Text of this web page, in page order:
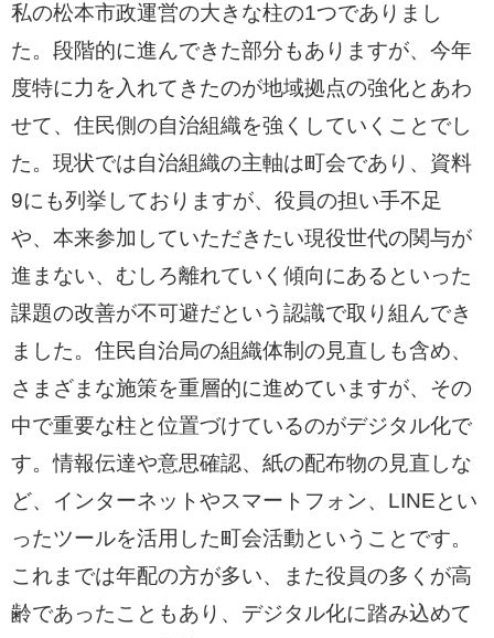
私の松本市政運営の大きな柱の1つでありまし
た。段階的に進んできた部分もありますが、今年
度特に力を入れてきたのが地域拠点の強化とあわ
せて、住民側の自治組織を強くしていくことでし
た。現状では自治組織の主軸は町会であり、資料
9にも列挙しておりますが、役員の担い手不足
や、本来参加していただきたい現役世代の関与が
進まない、むしろ離れていく傾向にあるといった
課題の改善が不可避だという認識で取り組んでき
ました。住民自治局の組織体制の見直しも含め、
さまざまな施策を重層的に進めていますが、その
中で重要な柱と位置づけているのがデジタル化で
す。情報伝達や意思確認、紙の配布物の見直しな
ど、インターネットやスマートフォン、LINEとい
ったツールを活用した町会活動ということです。
これまでは年配の方が多い、また役員の多くが高
齢であったこともあり、デジタル化に踏み込めて